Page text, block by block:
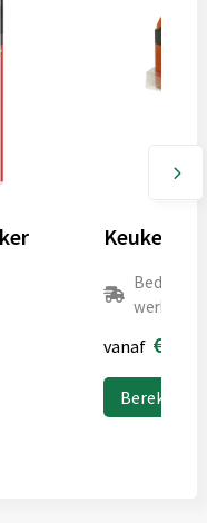
Keuken
Bedrukte
vanaf €
Bereken